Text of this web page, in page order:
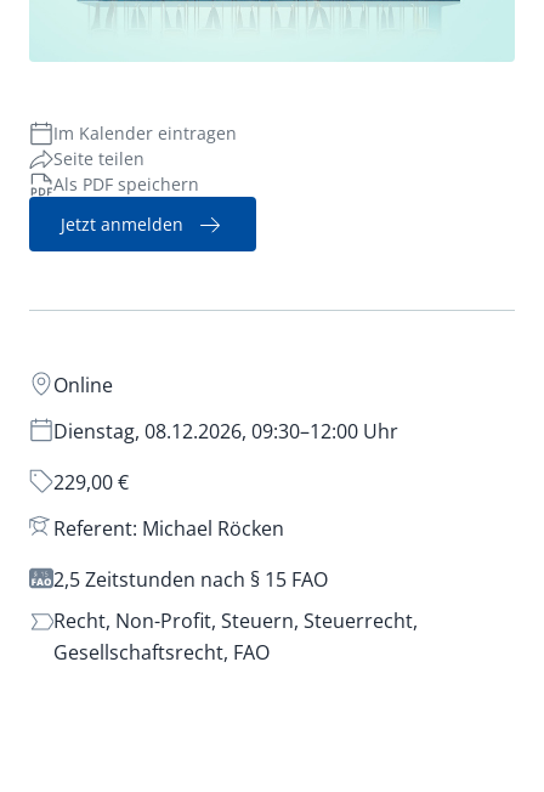
Verwaltungsrecht
Jetzt anmelden
Im Kalender eintragen
Seite teilen
Als PDF speichern
Online
Dienstag, 08.12.2026, 09:30–12:00 Uhr
229,00 €
Referent: Michael Röcken
2,5 Zeitstunden nach § 15 FAO
Recht, Non-Profit, Steuern, Steuerrecht,
Gesellschaftsrecht, FAO